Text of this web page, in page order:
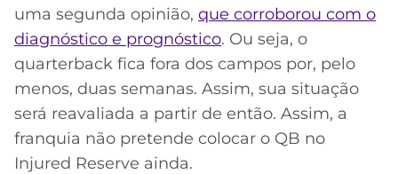
uma segunda opinião, que corroborou com o
diagnóstico e prognóstico. Ou seja, o
quarterback fica fora dos campos por, pelo
menos, duas semanas. Assim, sua situação
será reavaliada a partir de então. Assim, a
franquia não pretende colocar o QB no
Injured Reserve ainda.